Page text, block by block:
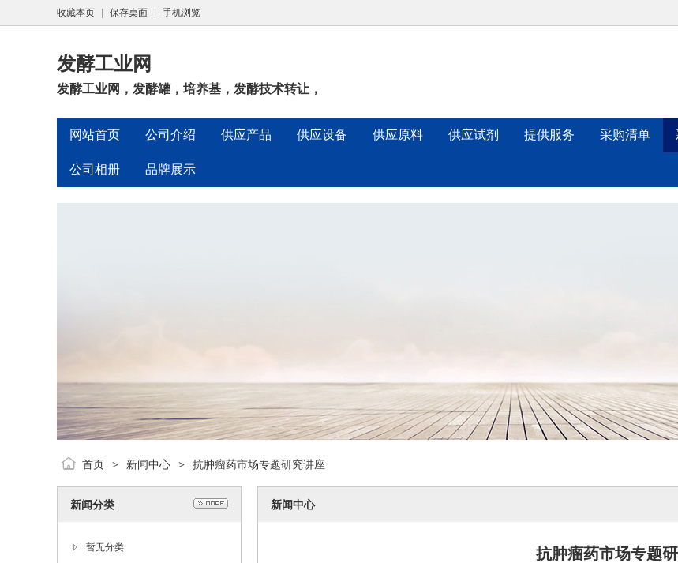
收藏本页 保存桌面 手机浏览
发酵工业网
发酵工业网，发酵罐，培养基，发酵技术转让，
网站首页 公司介绍 供应产品 供应设备 供应原料 供应试剂 提供服务 采购清单
公司相册 品牌展示
首页 > 新闻中心 > 抗肿瘤药市场专题研究讲座
新闻分类
暂无分类
新闻中心
抗肿瘤药市场专题